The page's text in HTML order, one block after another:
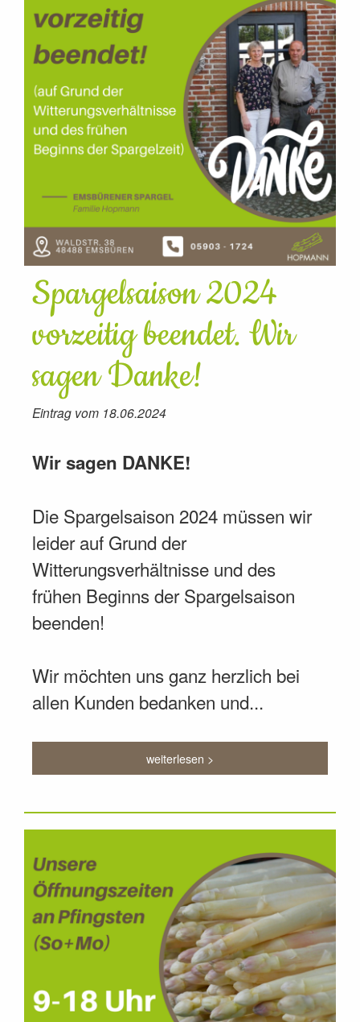
Spargelsaison 2024
vorzeitig beendet. Wir
sagen Danke!
Eintrag vom 18.06.2024
Wir sagen DANKE!
Die Spargelsaison 2024 müssen wir
leider auf Grund der
Witterungsverhältnisse und des
frühen Beginns der Spargelsaison
beenden!
Wir möchten uns ganz herzlich bei
allen Kunden bedanken und...
weiterlesen >